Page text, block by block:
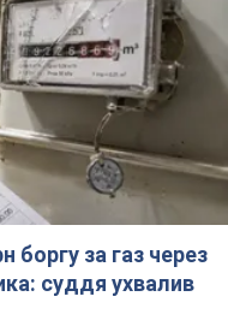
боргу за газ через
суддя ухвалив